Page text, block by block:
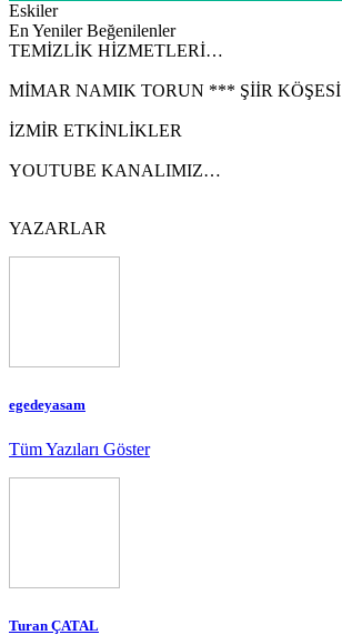
Eskiler
En Yeniler Beğenilenler
TEMİZLİK HİZMETLERİ…
MİMAR NAMIK TORUN *** ŞİİR KÖŞESİ
İZMİR ETKİNLİKLER
YOUTUBE KANALIMIZ…
YAZARLAR
egedeyasam
Tüm Yazıları Göster
Turan ÇATAL